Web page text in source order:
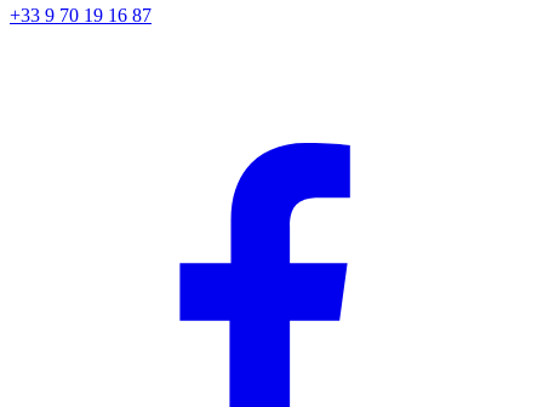
+33 9 70 19 16 87